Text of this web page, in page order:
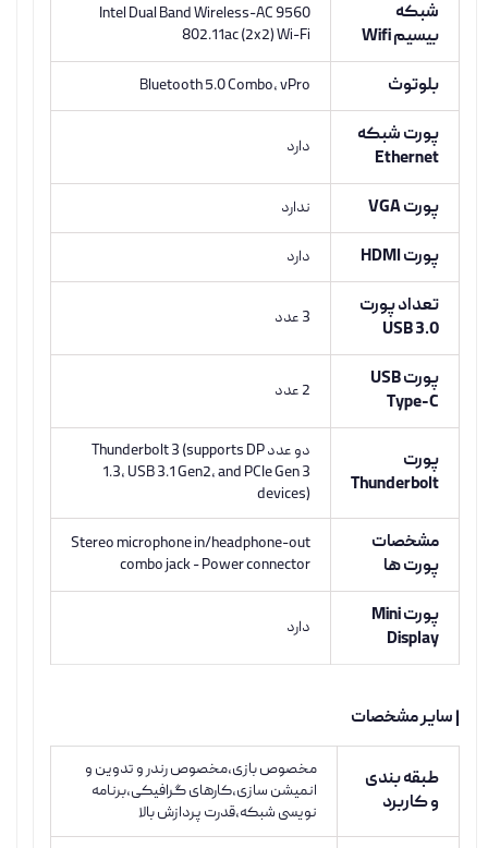
شبکه
بیسیم Wifi
Intel Dual Band Wireless-AC 9560
802.11ac (2x2) Wi-Fi
بلوتوث Bluetooth 5.0 Combo, vPro
پورت شبکه
Ethernet
دارد
پورت VGA ندارد
پورت HDMI دارد
تعداد پورت
USB 3.0
3 عدد
پورت USB
Type-C
2 عدد
پورت
Thunderbolt
دو عدد Thunderbolt 3 (supports DP
1.3, USB 3.1 Gen2, and PCIe Gen 3
devices)
مشخصات
پورت ها
Stereo microphone in/headphone-out
combo jack - Power connector
پورت Mini
Display
دارد
| سایر مشخصات
طبقه بندی
و کاربرد
مخصوص بازی،مخصوص رندر و تدوین و
انمیشن سازی،کارهای گرافیکی،برنامه
نویسی شبکه،قدرت پردازش بالا